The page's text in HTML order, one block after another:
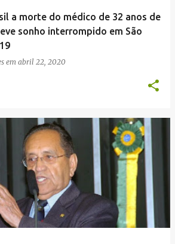
a morte do médico de 32 anos de
sonho interrompido em São
em abril 22, 2020